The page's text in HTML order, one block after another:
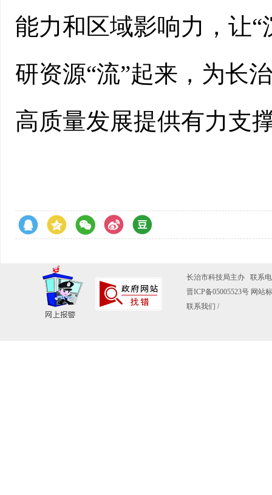
能力和区域影响力，让“
研资源“流”起来，为长
高质量发展提供有力支
长治市科技局主办 联系电
晋ICP备05005523号 网站
联系我们 /